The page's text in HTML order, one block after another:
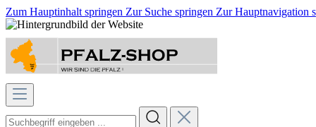
Zum Hauptinhalt springen Zur Suche springen Zur Hauptnavigation